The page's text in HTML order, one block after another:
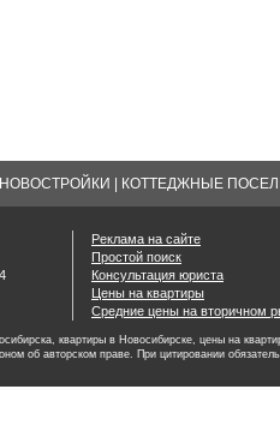
НОВОСТРОЙКИ КОТТЕДЖНЫЕ
Реклама на сайте
Простой поиск
Консультация юриста
Цены на квартиры
Средние цены на вторичном
квартиры в Новосибирске, цены на
об авторском праве. При цитировании